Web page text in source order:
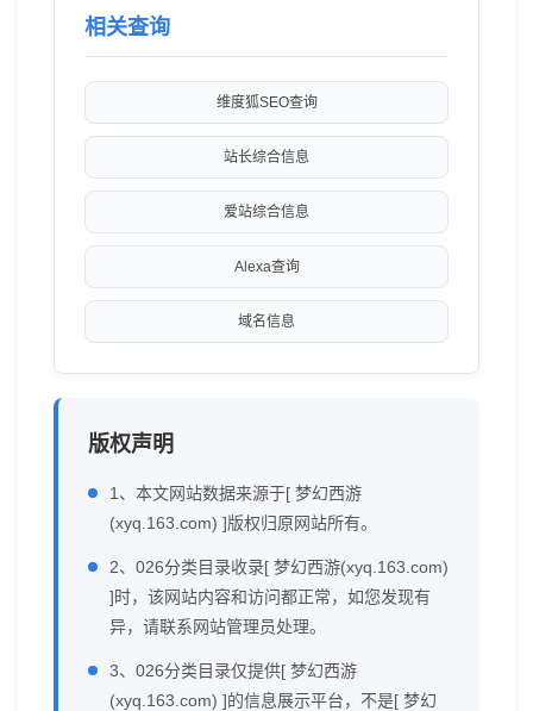
相关查询
维度狐SEO查询
站长综合信息
爱站综合信息
Alexa查询
域名信息
版权声明
1、本文网站数据来源于[ 梦幻西游
(xyq.163.com) ]版权归原网站所有。
2、026分类目录收录[ 梦幻西游(xyq.163.com)
]时，该网站内容和访问都正常，如您发现有
异，请联系网站管理员处理。
3、026分类目录仅提供[ 梦幻西游
(xyq.163.com) ]的信息展示平台，不是[ 梦幻